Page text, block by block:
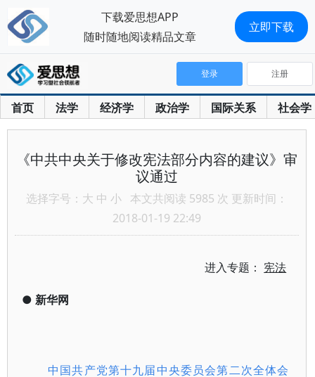
首页 法学 经济学 政治学 国际关系 社会学
登录 注册
《中共中央关于修改宪法部分内容的建议》审
议通过
选择字号： 大 中 小 本文共阅读 5985 次 更新时间：
2018-01-19 22:49
进入专题： 宪法
● 新华网
中国共产党第十九届中央委员会第二次全体会
下载爱思想APP
随时随地阅读精品文章
立即下载